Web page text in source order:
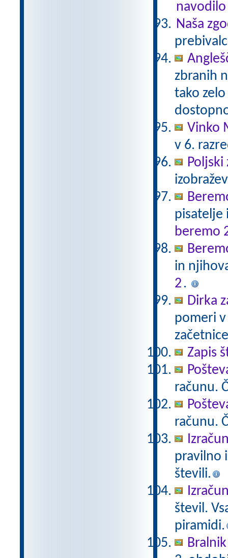
navodilo
Naša
zbranih
tako
Vinko
v 6.
Poljski
pisatelje
beremo
in
2.
Dirka
pomeri
Zapis
računu.
računu.
pravilno
števili.
števil.
piramidi.